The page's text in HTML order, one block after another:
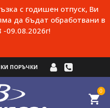
с годишен отпуск, Ви
да бъдат обработвани в
09.08.2026г!
ПОРЪЧКИ
0